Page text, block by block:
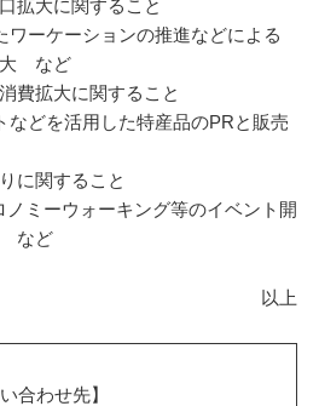
拡大に関すること
ーケーションの推進などによる
大 など
費拡大に関すること
どを活用した特産品のPRと販売
に関すること
ミーウォーキング等のイベント開
など
以上
合わせ先】